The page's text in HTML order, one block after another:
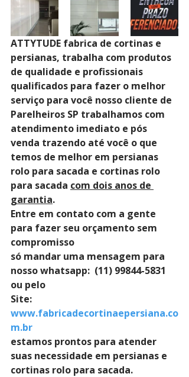
ATTYTUDE fabrica de cortinas e
persianas, trabalha com produtos
de qualidade e profissionais
qualificados para fazer o melhor
serviço para você nosso cliente de
Parelheiros SP trabalhamos com
atendimento imediato e pós
venda trazendo até você o que
temos de melhor em persianas
rolo para sacada e cortinas rolo
para sacada com dois anos de
garantia.
Entre em contato com a gente
para fazer seu orçamento sem
compromisso
só mandar uma mensagem para
nosso whatsapp:  (11) 99844-5831
ou pelo
Site:
www.fabricadecortinaepersiana.co
m.br
estamos prontos para atender
suas necessidade em persianas e
cortinas rolo para sacada.